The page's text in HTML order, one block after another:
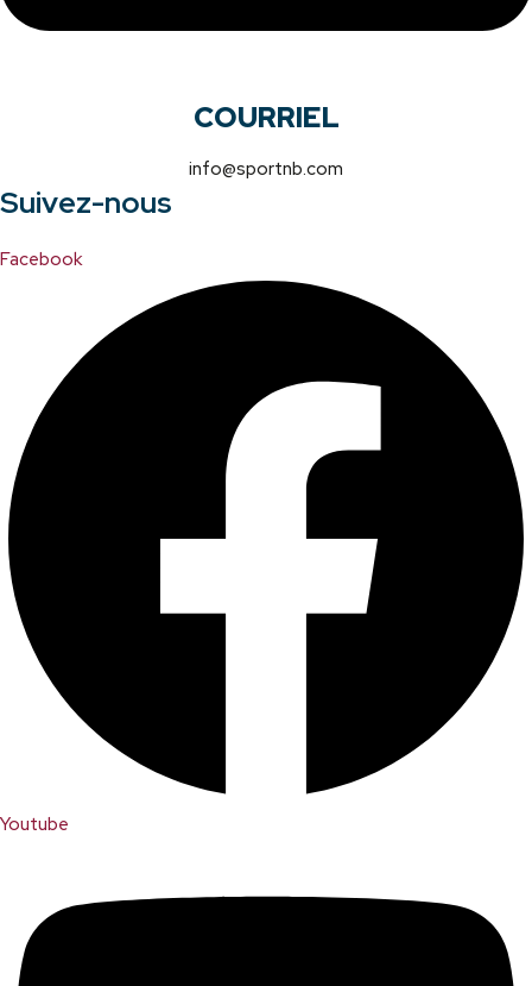
COURRIEL
info@sportnb.com
Suivez-nous
Facebook
Youtube